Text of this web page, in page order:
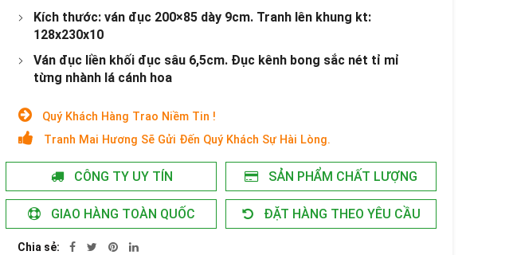
Kích thước: ván đục 200×85 dày 9cm. Tranh lên khung kt:
128x230x10
Ván đục liền khối đục sâu 6,5cm. Đục kênh bong sắc nét tỉ mỉ
từng nhành lá cánh hoa
Quý Khách Hàng Trao Niềm Tin !
Tranh Mai Hương Sẽ Gửi Đến Quý Khách Sự Hài Lòng.
CÔNG TY UY TÍN SẢN PHẨM CHẤT LƯỢNG
GIAO HÀNG TOÀN QUỐC ĐẶT HÀNG THEO YÊU CẦU
Chia sẻ